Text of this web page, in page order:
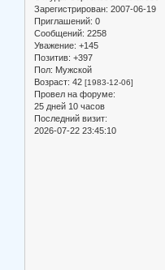
Зарегистрирован: 2007-06-19
Приглашений: 0
Сообщений: 2258
Уважение: +145
Позитив: +397
Пол: Мужской
Возраст: 42 [1983-12-06]
Провел на форуме:
25 дней 10 часов
Последний визит:
2026-07-22 23:45:10